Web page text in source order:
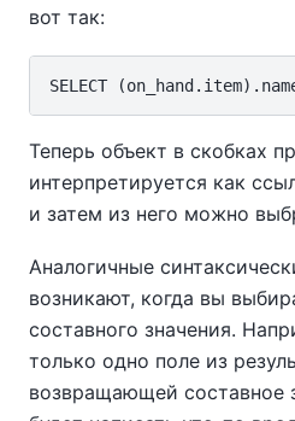
вот так:
Теперь объект в скобках
интерпретируется как
и затем из него можно
Аналогичные
возникают, когда вы
составного значения.
только одно поле из
возвращающей составное